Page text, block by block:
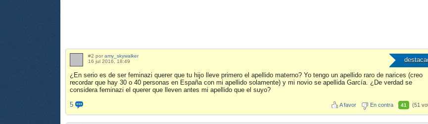
#2 por amy_skywalker
16 jul 2016, 18:49
¿En serio es de ser feminazi querer que tu hijo lleve primero el apellido materno? Yo tengo un apellido raro de narices (creo
recordar que hay 30 o 40 personas en España con mi apellido solamente) y mi novio se apellida García. ¿De verdad se
considera feminazi el querer que lleven antes mi apellido que el suyo?
5
A favor En contra 41 (51